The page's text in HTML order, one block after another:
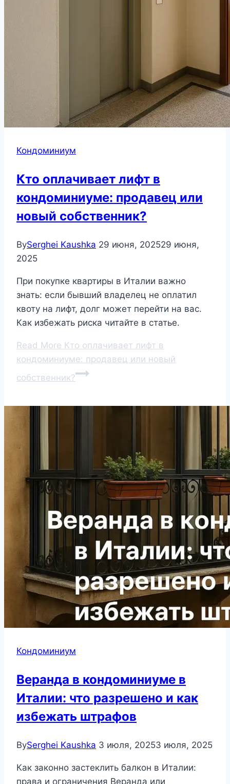
Кондоминиум
Кто оплачивает лифт в
кондоминиуме: продавец или
новый собственник?
BySerghei Kaushka 29 июня, 202529 июня,
2025
При покупке квартиры в Италии важно
знать: если бывший владелец не оплатил
квоту на лифт, долг может перейти на вас.
Как избежать риска читайте в статье.
Read More Кто оплачивает лифт в
кондоминиуме: продавец или новый
собственник?
Кондоминиум
Веранда в кондоминиуме в
Италии: что разрешено и как
избежать штрафов
BySerghei Kaushka 3 июля, 20253 июля, 2025
Как законно застеклить балкон в Италии:
права и ограничения Веранда или